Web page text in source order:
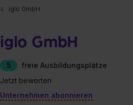
iglo GmbH
iglo GmbH
5
freie Ausbildungsplätze
Jetzt bewerten
Unternehmen abonnieren